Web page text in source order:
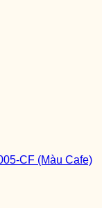
CF (Màu Cafe)